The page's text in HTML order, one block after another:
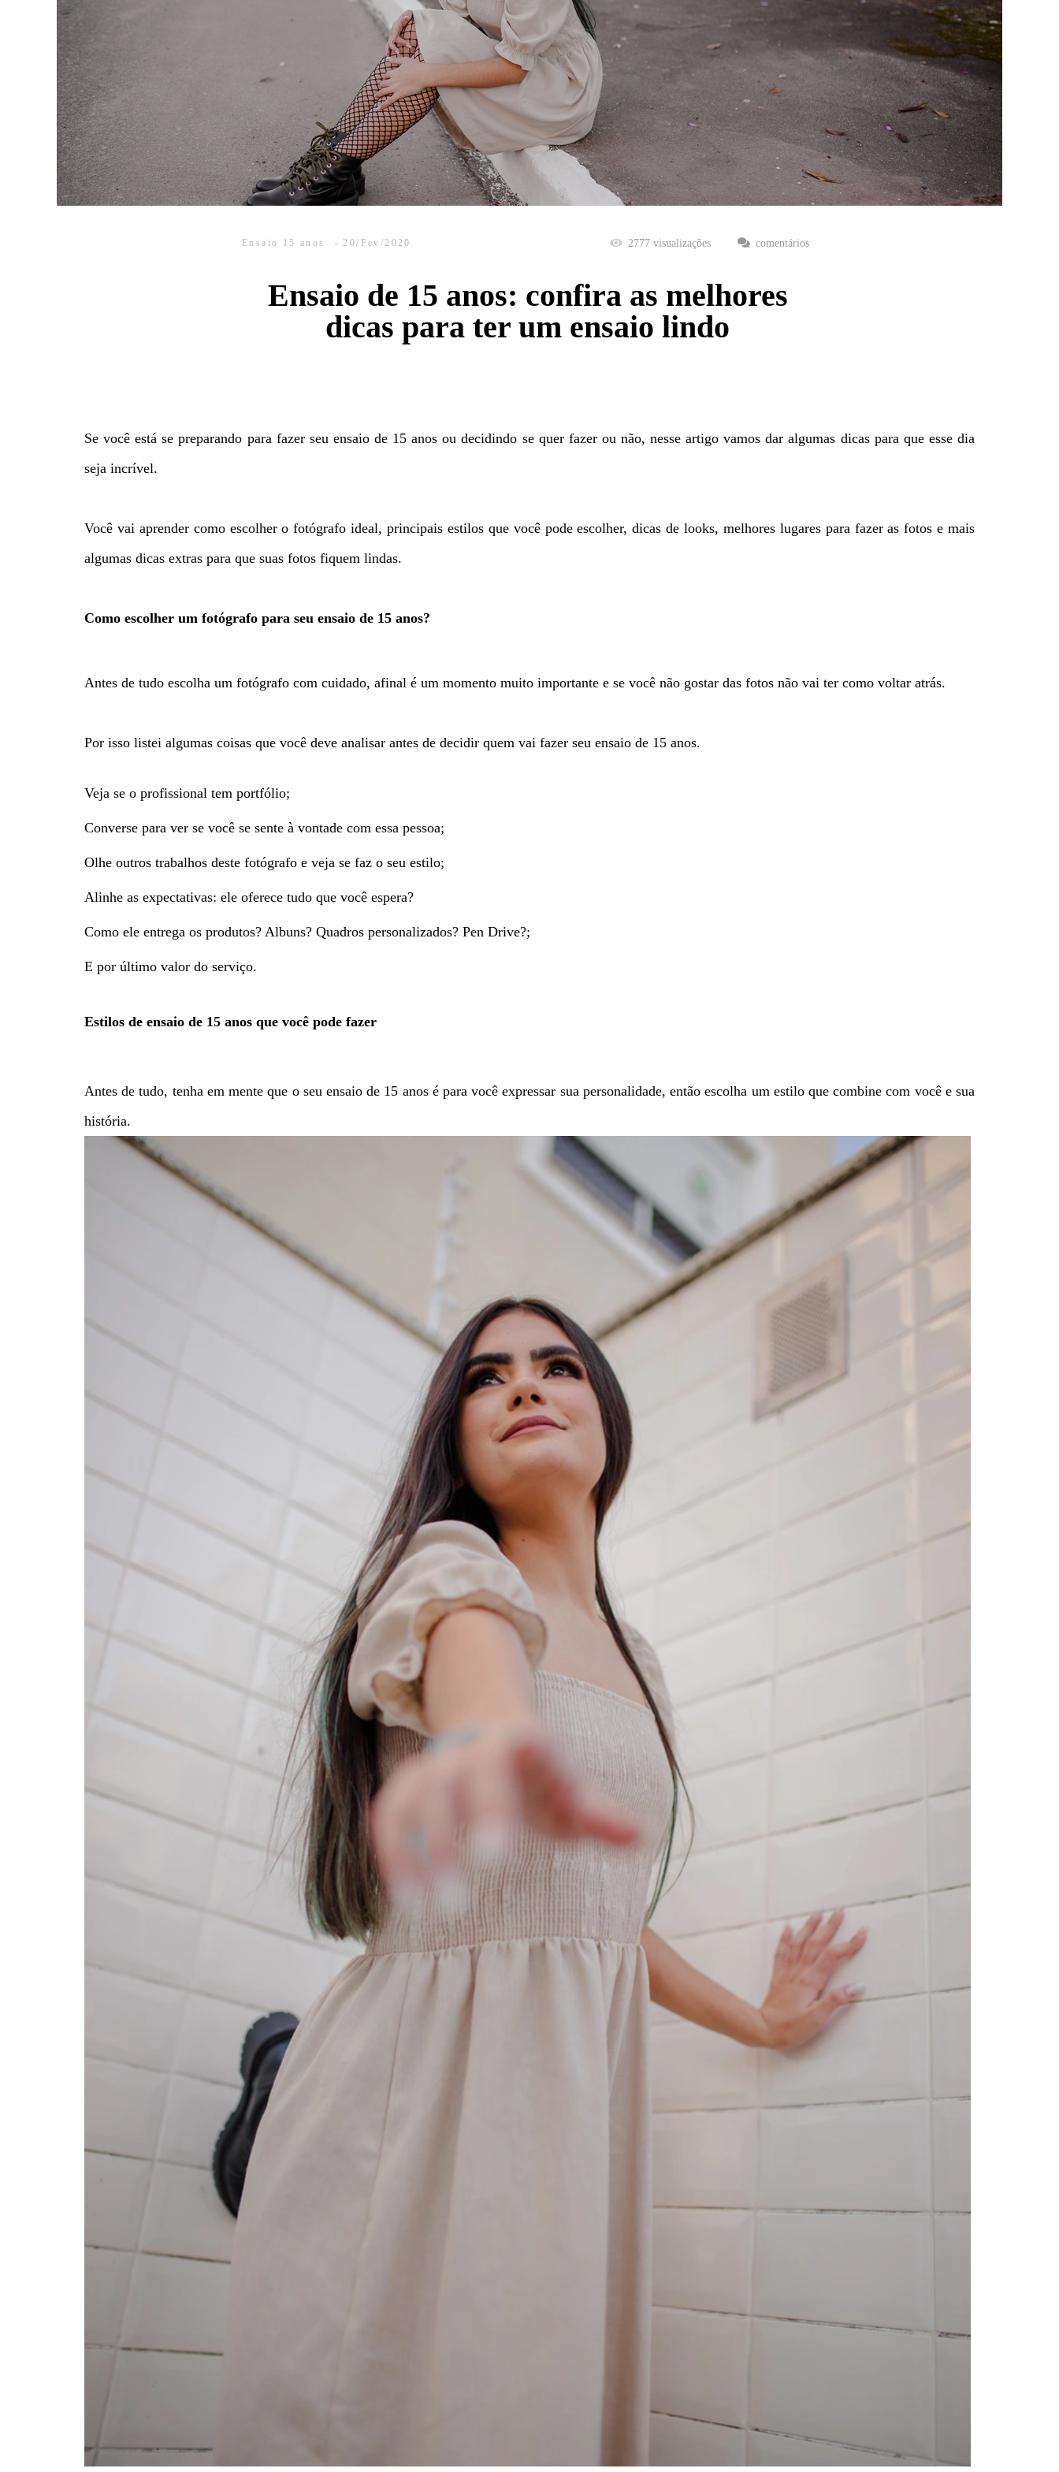
Ensaio 15 anos 20/Fev/2020
Ensaio de 15 anos: confira as melhores
dicas para ter um ensaio lindo
2777 visualizações comentários
Se você está se preparando para fazer seu ensaio de 15 anos ou decidindo se quer fazer ou não, nesse artigo vamos dar algumas dicas para que esse dia
seja incrível.
Você vai aprender como escolher o fotógrafo ideal, principais estilos que você pode escolher, dicas de looks, melhores lugares para fazer as fotos e mais
algumas dicas extras para que suas fotos fiquem lindas.
Como escolher um fotógrafo para seu ensaio de 15 anos?
Antes de tudo escolha um fotógrafo com cuidado, afinal é um momento muito importante e se você não gostar das fotos não vai ter como voltar atrás.
Por isso listei algumas coisas que você deve analisar antes de decidir quem vai fazer seu ensaio de 15 anos.
Veja se o profissional tem portfólio;
Converse para ver se você se sente à vontade com essa pessoa;
Olhe outros trabalhos deste fotógrafo e veja se faz o seu estilo;
Alinhe as expectativas: ele oferece tudo que você espera?
Como ele entrega os produtos? Albuns? Quadros personalizados? Pen Drive?;
E por último valor do serviço.
Estilos de ensaio de 15 anos que você pode fazer
Antes de tudo, tenha em mente que o seu ensaio de 15 anos é para você expressar sua personalidade, então escolha um estilo que combine com você e sua
história.